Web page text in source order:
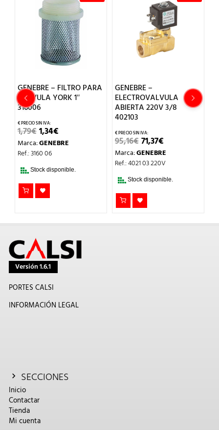
GENEBRE – FILTRO PARA
VALVULA YORK 1″
316006
1,79€EL
PRECIO
ORIGINAL
ERA:
1,34€PRECIO
ACTUAL
Marca:GENEBRE
Ref.: 3160 06
Stock disponible.
GENEBRE –
ELECTROVALVULA
ABIERTA 220V 3/8
402103
95,16€EL
PRECIO
ORIGINAL
ERA:
71,37€PRECIO
ACTUAL
ES:
Marca:GENEBRE
Ref.: 4021 03 220V
Stock disponible.
Versión 1.6.1
PORTES CALSI
INFORMACIÓN LEGAL
SECCIONES
Inicio
Contactar
Tienda
Mi cuenta